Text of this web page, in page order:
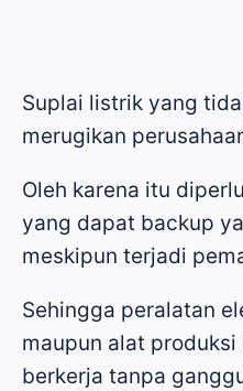
Suplai listrik yang
merugikan
Oleh karena itu
yang dapat backup
meskipun terjadi
Sehingga peralatan
maupun alat
berkerja tanpa